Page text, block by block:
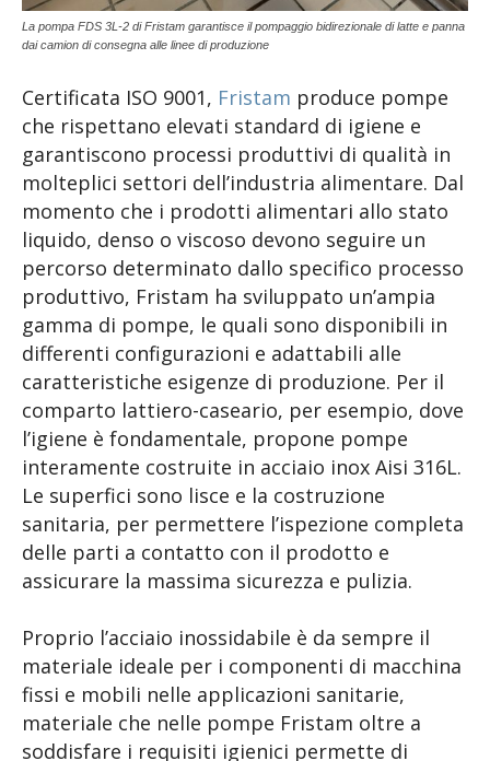
La pompa FDS 3L-2 di Fristam garantisce il pompaggio bidirezionale di latte e panna
dai camion di consegna alle linee di produzione
Certificata ISO 9001, Fristam produce pompe
che rispettano elevati standard di igiene e
garantiscono processi produttivi di qualità in
molteplici settori dell’industria alimentare. Dal
momento che i prodotti alimentari allo stato
liquido, denso o viscoso devono seguire un
percorso determinato dallo specifico processo
produttivo, Fristam ha sviluppato un’ampia
gamma di pompe, le quali sono disponibili in
differenti configurazioni e adattabili alle
caratteristiche esigenze di produzione. Per il
comparto lattiero-caseario, per esempio, dove
l’igiene è fondamentale, propone pompe
interamente costruite in acciaio inox Aisi 316L.
Le superfici sono lisce e la costruzione
sanitaria, per permettere l’ispezione completa
delle parti a contatto con il prodotto e
assicurare la massima sicurezza e pulizia.
Proprio l’acciaio inossidabile è da sempre il
materiale ideale per i componenti di macchina
fissi e mobili nelle applicazioni sanitarie,
materiale che nelle pompe Fristam oltre a
soddisfare i requisiti igienici permette di